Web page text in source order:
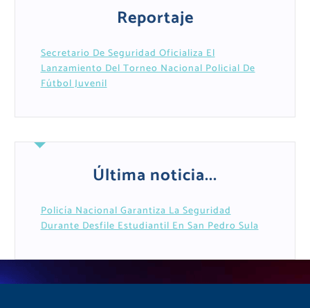
Reportaje
Secretario De Seguridad Oficializa El
Lanzamiento Del Torneo Nacional Policial De
Fútbol Juvenil
Última noticia...
Policía Nacional Garantiza La Seguridad
Durante Desfile Estudiantil En San Pedro Sula